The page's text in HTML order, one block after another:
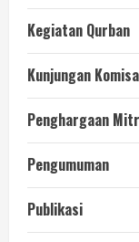
Kegiatan Qurban
Kunjungan
Penghargaan
Pengumuman
Publikasi